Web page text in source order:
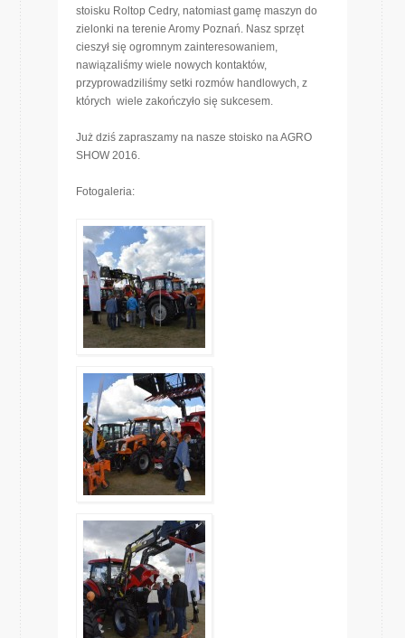
stoisku Roltop Cedry, natomiast gamę maszyn do
zielonki na terenie Aromy Poznań. Nasz sprzęt
cieszył się ogromnym zainteresowaniem,
nawiązaliśmy wiele nowych kontaktów,
przyprowadziliśmy setki rozmów handlowych, z
których wiele zakończyło się sukcesem.
Już dziś zapraszamy na nasze stoisko na AGRO
SHOW 2016.
Fotogaleria: